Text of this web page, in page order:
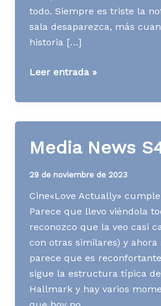
todo. Siempre es triste la
sala desaparezca, más
historia […]
Media
S02
Leer entrada »
Media News
29 de noviembre de 2023
Cine«Love Actually»
Parece que llevo viéndola
reconozco que la veo casi
con otras similares) y ahora
parece que es
sigue la estructura típica
Hallmark y hay varios